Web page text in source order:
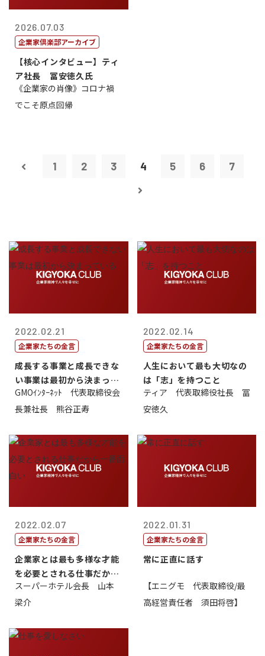
2026.07.03
企業家倶楽部アーカイブ
【核心インタビュー】ティ
ア社長 冨安徳久氏
《企業家の肖像》コロナ禍
でこそ原点回帰
1 2 3 4 5 6 7
2022.02.21
企業家たちの金言
成長する事業と成長できな
い事業は最初から決まって
いる
GMOｲﾝﾀｰﾈｯﾄ 代表取締役会
長兼社長 熊谷正寿
2022.02.14
企業家たちの金言
人生において最も大切なの
は「志」を持つこと
ティア 代表取締役社長 冨
安徳久
2022.02.07
企業家たちの金言
企業家とは最も多様な才能
を必要とされる仕事だから
一番面白い
スーパーホテル会長 山本
梁介
2022.01.31
企業家たちの金言
常に正直に話す
【エニグモ 代表取締役/最
高経営責任者 須田将啓】